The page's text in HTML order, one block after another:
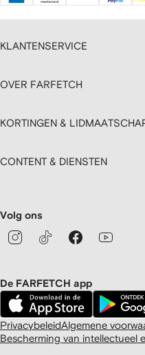
KLANTENSERVICE
OVER FARFETCH
KORTINGEN &
CONTENT & DIENSTEN
Volg ons
De FARFETCH app
PrivacybeleidAlgemene
Bescherming van intellectueel